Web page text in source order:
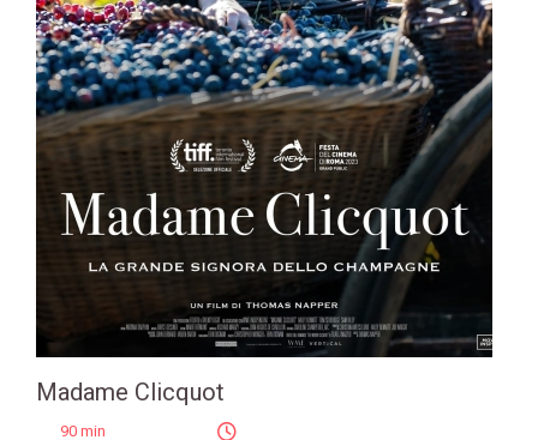
Madame Clicquot
90 min